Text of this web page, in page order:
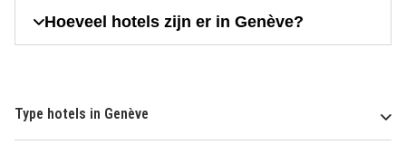
Hoeveel hotels zijn er in Genève?
Type hotels in Genève